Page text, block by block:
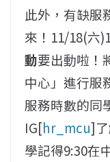
此外，有缺服
來！11/18(六
動要出動啦！
中心」進行服
服務時數的同
IG[hr_mcu]
學記得9:30在